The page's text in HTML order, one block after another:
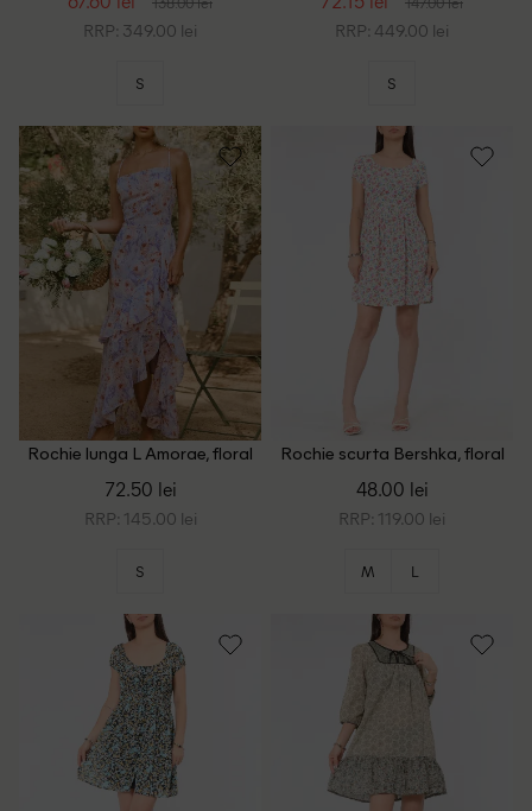
RRP: 349.00 lei
S
RRP: 449.00 lei
S
Rochie lunga L Amorae, floral
72.50 lei
RRP: 145.00 lei
S
Rochie scurta Bershka, floral
48.00 lei
RRP: 119.00 lei
M L